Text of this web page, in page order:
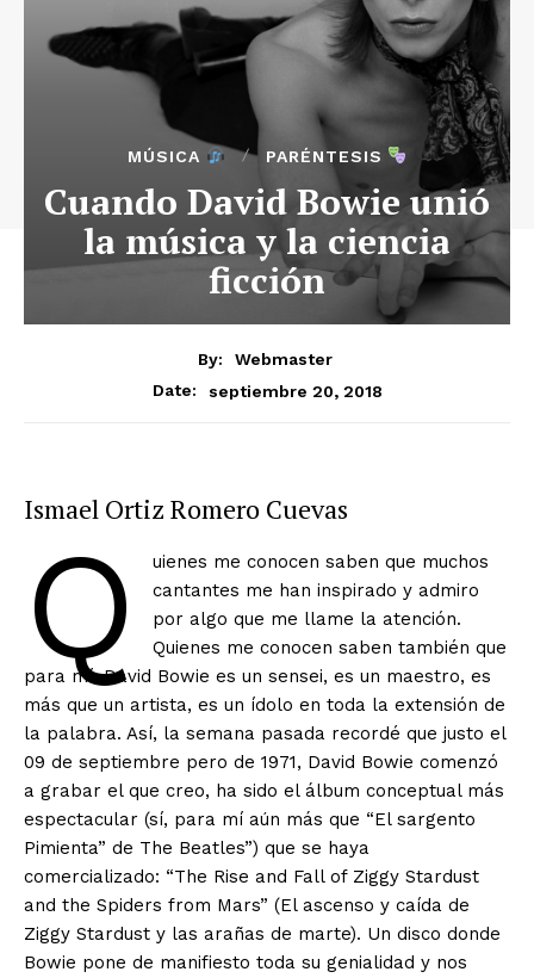
MÚSICA PARÉNTESIS
Cuando David Bowie unió
la música y la ciencia
ficción
By:
Webmaster
Date:
septiembre 20, 2018
Ismael Ortiz Romero Cuevas
Q
uienes me conocen saben que muchos
cantantes me han inspirado y admiro
por algo que me llame la atención.
Quienes me conocen saben también que
para mí, David Bowie es un sensei, es un maestro, es
más que un artista, es un ídolo en toda la extensión de
la palabra. Así, la semana pasada recordé que justo el
09 de septiembre pero de 1971, David Bowie comenzó
a grabar el que creo, ha sido el álbum conceptual más
espectacular (sí, para mí aún más que “El sargento
Pimienta” de The Beatles”) que se haya
comercializado: “The Rise and Fall of Ziggy Stardust
and the Spiders from Mars” (El ascenso y caída de
Ziggy Stardust y las arañas de marte). Un disco donde
Bowie pone de manifiesto toda su genialidad y nos